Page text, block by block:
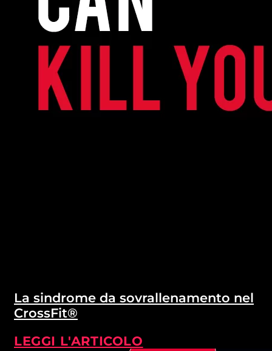
La sindrome da sovrallenamento nel
CrossFit®
LEGGI L'ARTICOLO